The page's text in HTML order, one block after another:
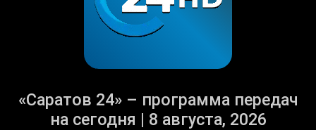
«Саратов 24» – программа передач
на сегодня | 8 августа, 2026